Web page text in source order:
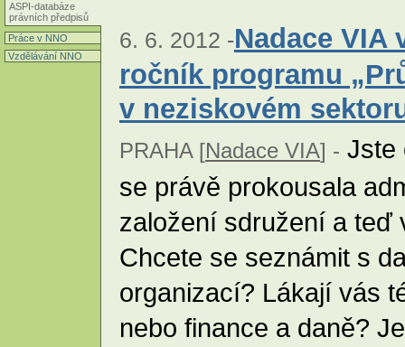
ASPI-databáze
právních předpisů
Práce v NNO
Vzdělávání NNO
6. 6. 2012 -Nadace VIA
ročník programu
v neziskovém
PRAHA [Nadace VIA] - Jste
se právě prokousala
založení sdružení a teď
Chcete se seznámit s
organizací? Lákají vás
nebo finance a daně?